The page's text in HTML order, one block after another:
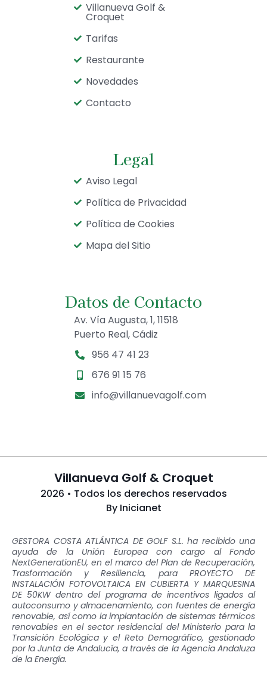
Villanueva Golf &
Croquet
Tarifas
Restaurante
Novedades
Contacto
Legal
Aviso Legal
Política de Privacidad
Política de Cookies
Mapa del Sitio
Datos de Contacto
Av. Vía Augusta, 1, 11518
Puerto Real, Cádiz
956 47 41 23
676 91 15 76
info@villanuevagolf.com
Villanueva Golf & Croquet
2026 • Todos los derechos reservados
By Inicianet
GESTORA COSTA ATLÁNTICA DE GOLF S.L. ha recibido una
ayuda de la Unión Europea con cargo al Fondo
NextGenerationEU, en el marco del Plan de Recuperación,
Trasformación y Resiliencia, para PROYECTO DE
INSTALACIÓN FOTOVOLTAICA EN CUBIERTA Y MARQUESINA
DE 50KW dentro del programa de incentivos ligados al
autoconsumo y almacenamiento, con fuentes de energía
renovable, así como la implantación de sistemas térmicos
renovables en el sector residencial del Ministerio para la
Transición Ecológica y el Reto Demográfico, gestionado
por la Junta de Andalucía, a través de la Agencia Andaluza
de la Energía.